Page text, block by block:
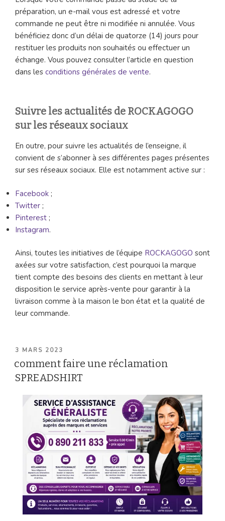
préparation, un e-mail vous est adressé et votre
commande ne peut être ni modifiée ni annulée. Vous
bénéficiez donc d’un délai de quatorze (14) jours pour
restituer les produits non souhaités ou effectuer un
échange. Vous pouvez consulter l’article en question
dans les conditions générales de vente.
Suivre les actualités de ROCKAGOGO
sur les réseaux sociaux
En outre, pour suivre les actualités de l’enseigne, il
convient de s’abonner à ses différentes pages présentes
sur ses réseaux sociaux. Elle est notamment active sur :
Facebook ;
Twitter ;
Pinterest ;
Instagram.
Ainsi, toutes les initiatives de l’équipe ROCKAGOGO sont
axées sur votre satisfaction, c’est pourquoi la marque
tient compte des besoins des clients en mettant à leur
disposition le service après-vente pour garantir à la
livraison comme à la maison le bon état et la qualité de
leur commande.
PUBLIÉ
3 MARS 2023
comment faire une réclamation
SPREADSHIRT